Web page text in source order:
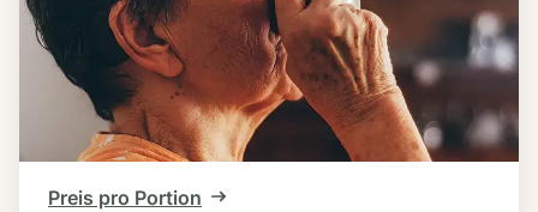
Preis pro Portion